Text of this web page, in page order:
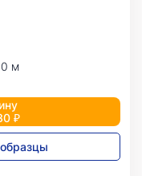
м
₽